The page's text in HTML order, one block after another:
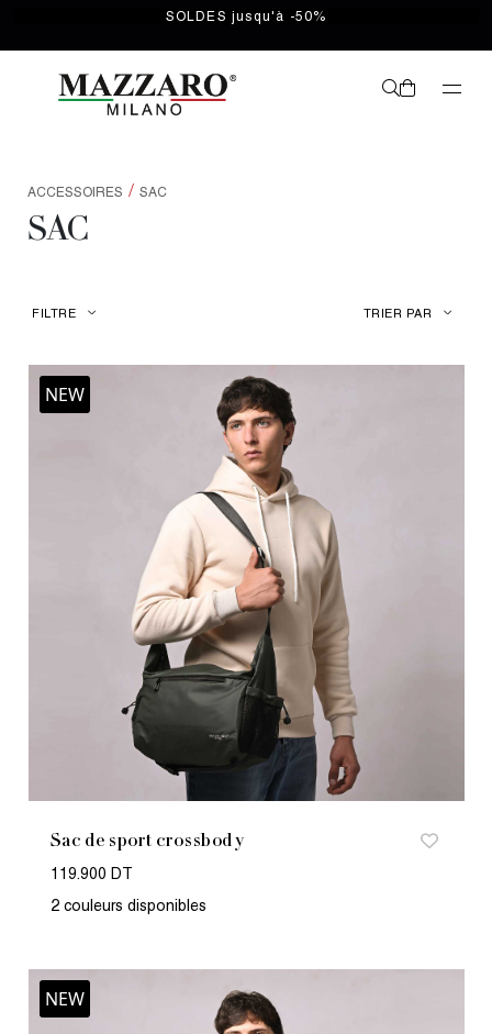
SOLDES jusqu'à -50%
ACCESSOIRES / SAC
SAC
FILTRE TRIER PAR
NEW
Sac de sport crossbody
119.900 DT
2 couleurs disponibles
NEW